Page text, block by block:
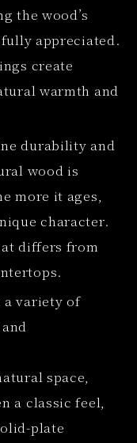
the wood’s
appreciated.
create
warmth and
durability and
wood is
more it ages,
character.
differs from
a variety of
space,
a classic feel,
plate